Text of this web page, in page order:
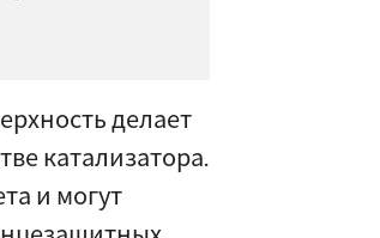
делает
катализатора.
и могут